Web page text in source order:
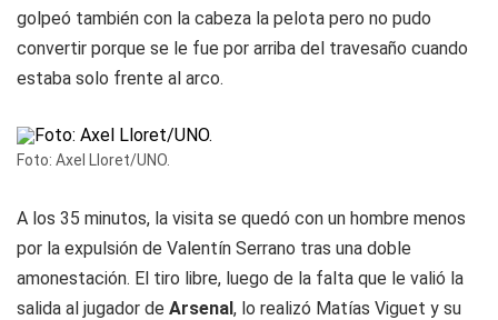
golpeó también con la cabeza la pelota pero no pudo
convertir porque se le fue por arriba del travesaño cuando
estaba solo frente al arco.
Foto: Axel Lloret/UNO.
A los 35 minutos, la visita se quedó con un hombre menos
por la expulsión de Valentín Serrano tras una doble
amonestación. El tiro libre, luego de la falta que le valió la
salida al jugador de Arsenal, lo realizó Matías Viguet y su